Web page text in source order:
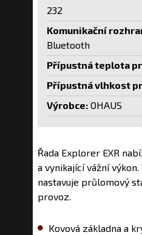
232
Komunikační
Bluetooth
Přípustná teplota
Přípustná vlhkost
Výrobce: OHAUS
Řada Explorer EXR
a vynikající vážní
nastavuje průlomový
provoz.
Kovová základna a